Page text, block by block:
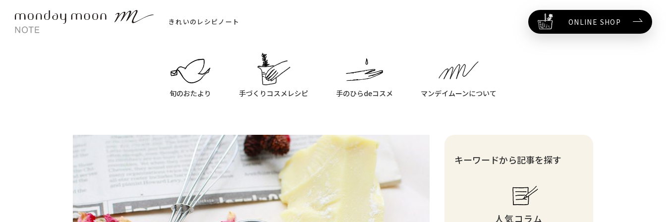
きれいのレシピノート
旬のおたより 手づくりコスメレシピ 手のひらdeコスメ マンデイムーンについて
ONLINE SHOP
キーワードから記事を探す
人気コラム